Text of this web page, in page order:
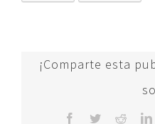
¡Comparte esta
Facebook
TwitterReddit